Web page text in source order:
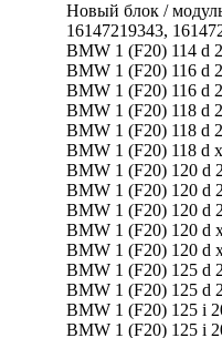
Новый блок /
16147219343,
BMW 1 (F20) 114 d
BMW 1 (F20) 116 d
BMW 1 (F20) 116 d
BMW 1 (F20) 118 d
BMW 1 (F20) 118 d
BMW 1 (F20) 118 d
BMW 1 (F20) 120 d
BMW 1 (F20) 120 d
BMW 1 (F20) 120 d
BMW 1 (F20) 120 d
BMW 1 (F20) 120 d
BMW 1 (F20) 125 d
BMW 1 (F20) 125 d
BMW 1 (F20) 125 i
BMW 1 (F20) 125 i